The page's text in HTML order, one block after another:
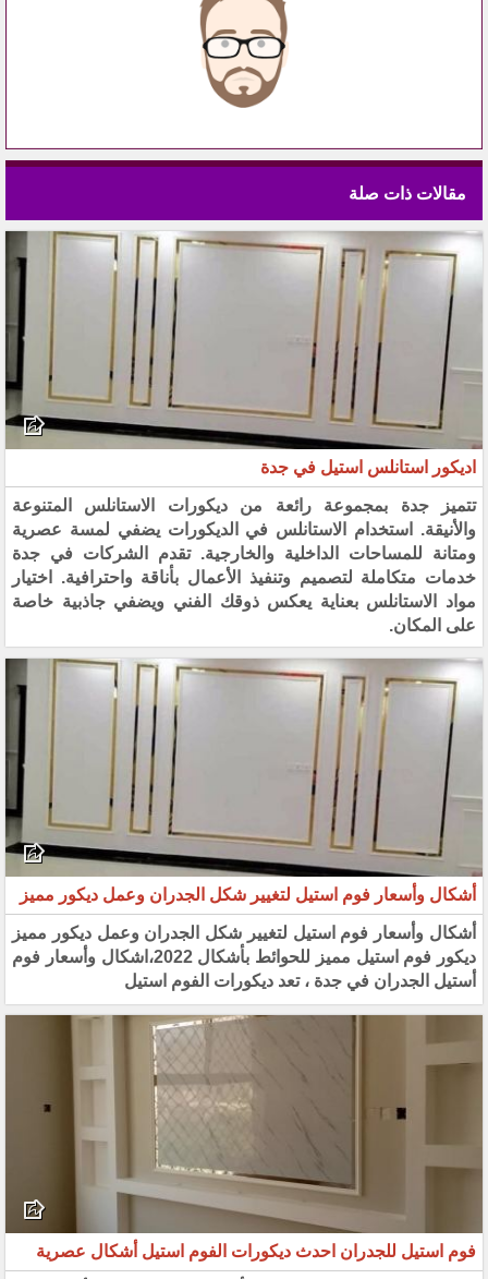
مقالات ذات صلة
اديكور استانلس استيل في جدة
تتميز جدة بمجموعة رائعة من ديكورات الاستانلس المتنوعة
والأنيقة. استخدام الاستانلس في الديكورات يضفي لمسة عصرية
ومتانة للمساحات الداخلية والخارجية. تقدم الشركات في جدة
خدمات متكاملة لتصميم وتنفيذ الأعمال بأناقة واحترافية. اختيار
مواد الاستانلس بعناية يعكس ذوقك الفني ويضفي جاذبية خاصة
على المكان.
أشكال وأسعار فوم استيل لتغيير شكل الجدران وعمل ديكور مميز
أشكال وأسعار فوم استيل لتغيير شكل الجدران وعمل ديكور مميز
ديكور فوم استيل مميز للحوائط بأشكال 2022،اشكال وأسعار فوم
أستيل الجدران في جدة ، تعد ديكورات الفوم استيل
فوم استيل للجدران احدث ديكورات الفوم استيل أشكال عصرية